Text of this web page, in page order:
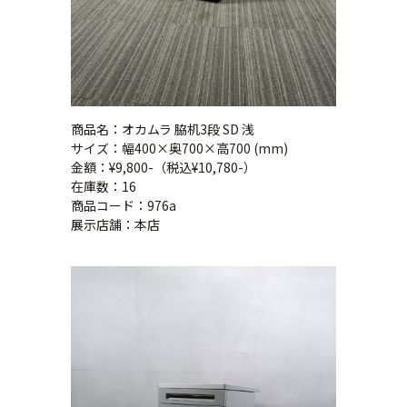
商品名：オカムラ 脇机3段 SD 浅
サイズ：幅400×奥700×高700 (mm)
金額：¥9,800-（税込¥10,780-）
在庫数：16
商品コード：976a
展示店舗：本店